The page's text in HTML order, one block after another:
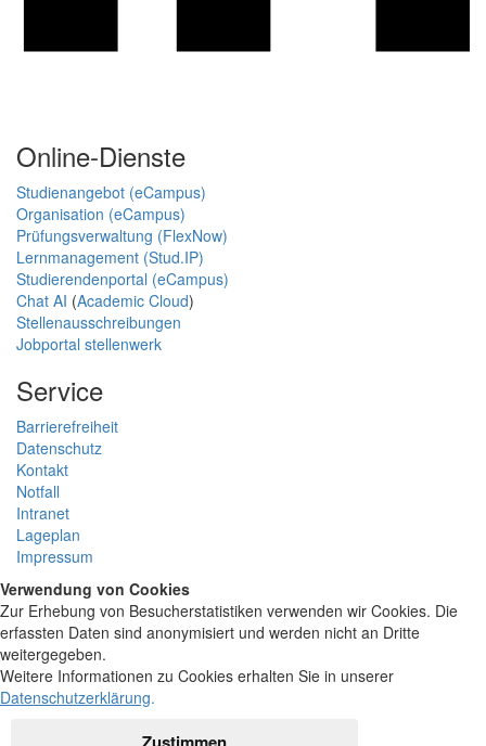
Online-Dienste
Studienangebot (eCampus)
Organisation (eCampus)
Prüfungsverwaltung (FlexNow)
Lernmanagement (Stud.IP)
Studierendenportal (eCampus)
Chat AI (Academic Cloud)
Stellenausschreibungen
Jobportal stellenwerk
Service
Barrierefreiheit
Datenschutz
Kontakt
Notfall
Intranet
Lageplan
Impressum
Verwendung von Cookies
Zur Erhebung von Besucherstatistiken verwenden wir Cookies. Die
erfassten Daten sind anonymisiert und werden nicht an Dritte
weitergegeben.
Weitere Informationen zu Cookies erhalten Sie in unserer
Datenschutzerklärung.